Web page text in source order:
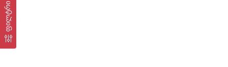
ფილტრი